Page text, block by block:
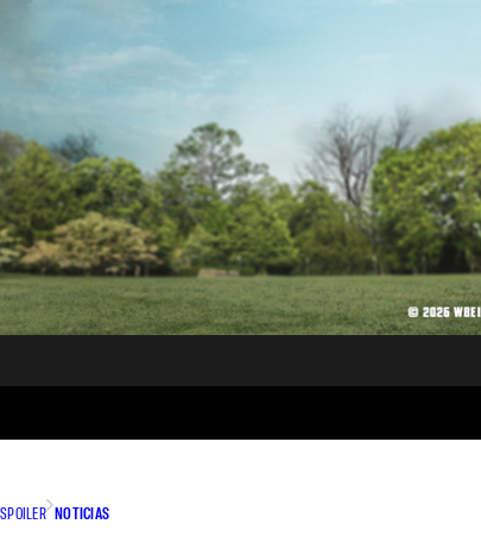
SPOILER NOTICIAS